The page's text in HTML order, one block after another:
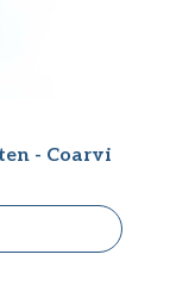
- Coarvi